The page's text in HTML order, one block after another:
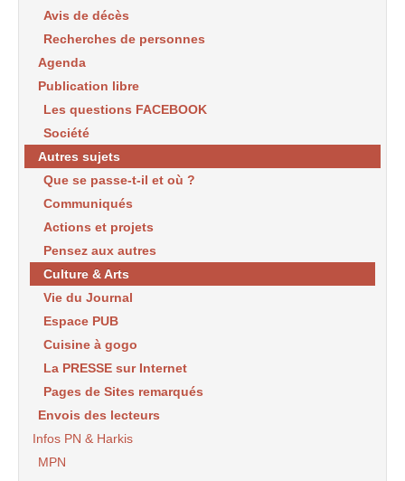
Avis de décès
Recherches de personnes
Agenda
Publication libre
Les questions FACEBOOK
Société
Autres sujets
Que se passe-t-il et où ?
Communiqués
Actions et projets
Pensez aux autres
Culture & Arts
Vie du Journal
Espace PUB
Cuisine à gogo
La PRESSE sur Internet
Pages de Sites remarqués
Envois des lecteurs
Infos PN & Harkis
MPN